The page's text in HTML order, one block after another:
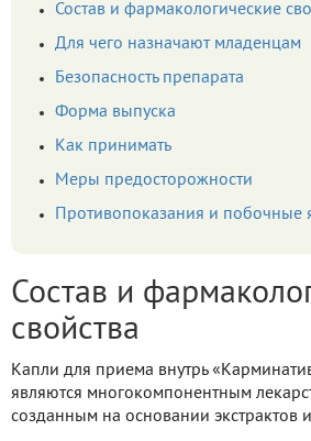
Состав и фармакологические
Для чего назначают младенцам
Безопасность препарата
Форма выпуска
Как принимать
Меры предосторожности
Противопоказания и побочные
Состав и
свойства
Капли для приема внутрь
являются многокомпонентным
созданным на основании экстрактов